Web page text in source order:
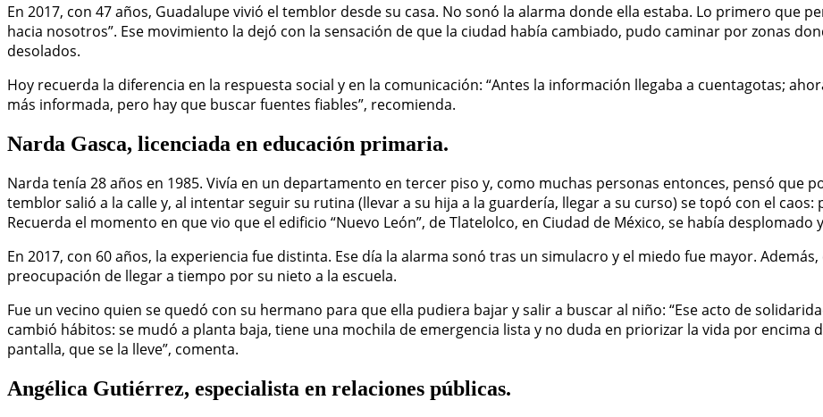
En 2017, con 47 años, Guadalupe vivió el temblor desde su casa. No sonó la alarma donde ella estaba. Lo primero que
hacia nosotros”. Ese movimiento la dejó con la sensación de que la ciudad había cambiado, pudo caminar por zonas
desolados.
Hoy recuerda la diferencia en la respuesta social y en la comunicación: “Antes la información llegaba a cuentagotas;
más informada, pero hay que buscar fuentes fiables”, recomienda.
Narda Gasca, licenciada en educación primaria.
Narda tenía 28 años en 1985. Vivía en un departamento en tercer piso y, como muchas personas entonces, pensó que
temblor salió a la calle y, al intentar seguir su rutina (llevar a su hija a la guardería, llegar a su curso) se topó con el
Recuerda el momento en que vio que el edificio “Nuevo León”, de Tlatelolco, en Ciudad de México, se había
En 2017, con 60 años, la experiencia fue distinta. Ese día la alarma sonó tras un simulacro y el miedo fue mayor.
preocupación de llegar a tiempo por su nieto a la escuela.
Fue un vecino quien se quedó con su hermano para que ella pudiera bajar y salir a buscar al niño: “Ese acto de
cambió hábitos: se mudó a planta baja, tiene una mochila de emergencia lista y no duda en priorizar la vida por encima
pantalla, que se la lleve”, comenta.
Angélica Gutiérrez, especialista en relaciones públicas.